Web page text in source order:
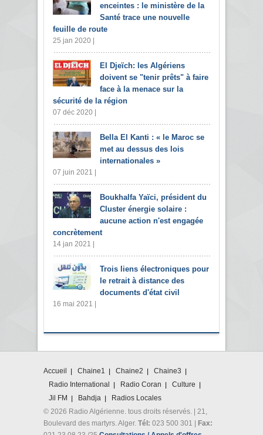
enceintes : le ministère de la
Santé trace une nouvelle
feuille de route
25 jan 2020 |
El Djeïch: les Algériens
doivent se "tenir prêts" à faire
face à la menace sur la
sécurité de la région
07 déc 2020 |
Bella El Kanti : « le Maroc se
met au dessus des lois
internationales »
07 juin 2021 |
Boukhalfa Yaïci, président du
Cluster énergie solaire :
aucune action n'est engagée
concrètement
14 jan 2021 |
Trois liens électroniques pour
le retrait à distance des
documents d'état civil
16 mai 2021 |
Accueil Chaine1 Chaine2
Chaine3
Radio International
Radio Coran
Culture
Jil FM
Bahdja
Radios Locales
© 2026 Radio Algérienne. tous droits réservés. | 21,
Boulevard des martyrs. Alger. Tél: 023 500 301 | Fax: